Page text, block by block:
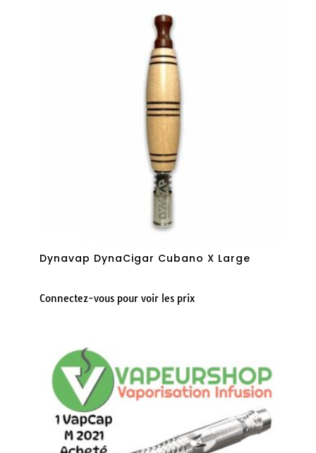
Dynavap DynaCigar Cubano X Large
Connectez-vous pour voir les prix